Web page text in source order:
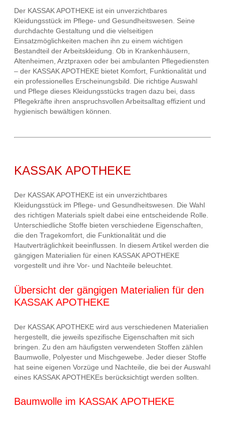
Der KASSAK APOTHEKE ist ein unverzichtbares
Kleidungsstück im Pflege- und Gesundheitswesen. Seine
durchdachte Gestaltung und die vielseitigen
Einsatzmöglichkeiten machen ihn zu einem wichtigen
Bestandteil der Arbeitskleidung. Ob in Krankenhäusern,
Altenheimen, Arztpraxen oder bei ambulanten Pflegediensten
– der KASSAK APOTHEKE bietet Komfort, Funktionalität und
ein professionelles Erscheinungsbild. Die richtige Auswahl
und Pflege dieses Kleidungsstücks tragen dazu bei, dass
Pflegekräfte ihren anspruchsvollen Arbeitsalltag effizient und
hygienisch bewältigen können.
KASSAK APOTHEKE
Der KASSAK APOTHEKE ist ein unverzichtbares
Kleidungsstück im Pflege- und Gesundheitswesen. Die Wahl
des richtigen Materials spielt dabei eine entscheidende Rolle.
Unterschiedliche Stoffe bieten verschiedene Eigenschaften,
die den Tragekomfort, die Funktionalität und die
Hautverträglichkeit beeinflussen. In diesem Artikel werden die
gängigen Materialien für einen KASSAK APOTHEKE
vorgestellt und ihre Vor- und Nachteile beleuchtet.
Übersicht der gängigen Materialien für den
KASSAK APOTHEKE
Der KASSAK APOTHEKE wird aus verschiedenen Materialien
hergestellt, die jeweils spezifische Eigenschaften mit sich
bringen. Zu den am häufigsten verwendeten Stoffen zählen
Baumwolle, Polyester und Mischgewebe. Jeder dieser Stoffe
hat seine eigenen Vorzüge und Nachteile, die bei der Auswahl
eines KASSAK APOTHEKEs berücksichtigt werden sollten.
Baumwolle im KASSAK APOTHEKE